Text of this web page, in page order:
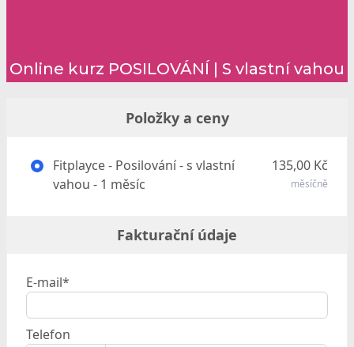
Online kurz POSILOVÁNÍ | S vlastní vahou
Položky a ceny
Fitplayce - Posilování - s vlastní
vahou - 1 měsíc
135,00 Kč
měsíčně
Fakturační údaje
E-mail*
Telefon